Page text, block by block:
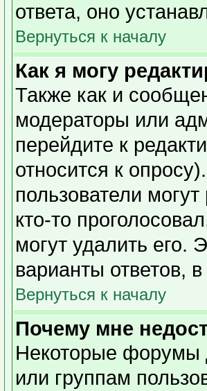
ответа, оно
Вернуться к началу
Как я могу
Также как и
модераторы или
перейдите к
относится к
пользователи
кто-то
могут удалить его.
варианты ответов,
Вернуться к началу
Почему мне
Некоторые форумы
или группам